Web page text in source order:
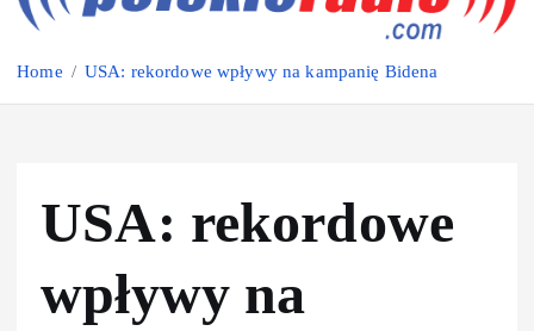
Home USA: rekordowe wpływy na kampanię Bidena
USA: rekordowe
wpływy na